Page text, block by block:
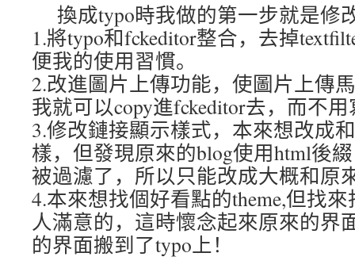
換成typo時我做的第一步就是修
1.將typo和fckeditor整合，去掉
便我的使用習慣。
2.改進圖片上傳功能，使圖片上傳
我就可以copy進fckeditor去，而不
3.修改鏈接顯示樣式，本來想改成
樣，但發現原來的blog使用html後
被過濾了，所以只能改成大概和原
4.本來想找個好看點的theme,但找
人滿意的，這時懷念起來原來的界
的界面搬到了typo上！